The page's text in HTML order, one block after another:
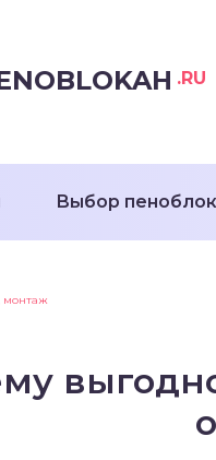
.RU
Выбор
монтаж